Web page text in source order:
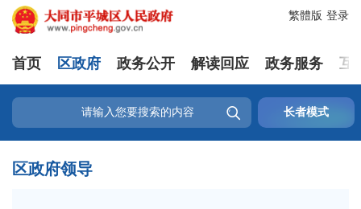
登录
繁體版
首页 区政府 政务公开 解读回应 政务服务 互
 长者模式
区政府领导